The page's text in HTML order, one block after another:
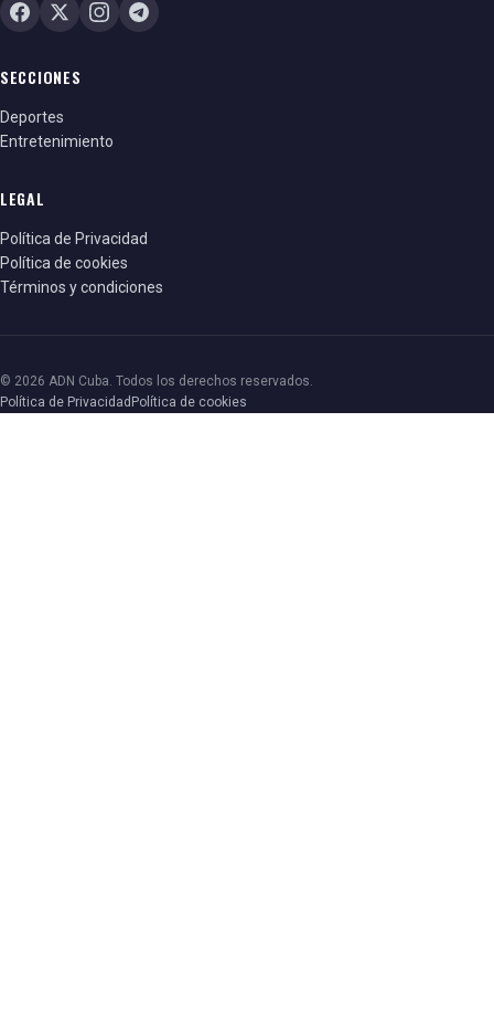
SECCIONES
Deportes
Entretenimiento
LEGAL
Política de Privacidad
Política de cookies
Términos y condiciones
© 2026 ADN Cuba. Todos los derechos reservados.
Política de Privacidad Política de cookies